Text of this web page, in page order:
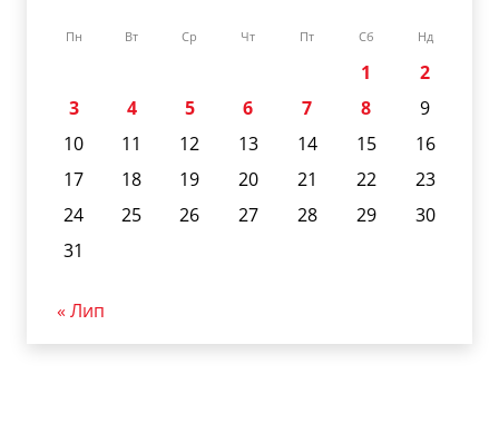
Пн Вт Ср Чт Пт Сб Нд
1
2
3
4 5 6 7 8
9
10
11 12 13 14 15
16
17
18 19 20 21 22
23
24
25 26 27 28 29
30
31
« Лип